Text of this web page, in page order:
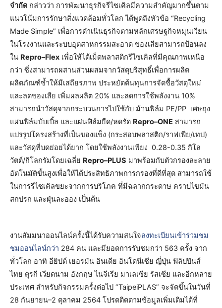
จำกัด กล่าวว่า การพัฒนาธุรกิจรีไซเคิลมีความสำคัญมากขึ้นตาม
แนวโน้มการรักษาสิ่งแวดล้อมทั่วโลก ได้พูดถึงหัวข้อ “Recycling
Made Simple” เพื่อการดำเนินธุรกิจตามหลักเศรษฐกิจหมุนเวียน
ในโรงงานและระบบอุตสาหกรรมสะอาด ของเสียสามารถป้อนลง
ใน Repro–Flex เพื่อให้ได้เม็ดพลาสติกรีไซเคิลที่มีคุณภาพเหนือ
กว่า ซึ่งสามารถผสานส่วนผสมจากวัสดุบริสุทธิ์เพื่อการผลิต
ผลิตภัณฑ์ซ้ำให้มีเสถียรภาพ ประหยัดต้นทุนการจัดซื้อวัสดุใหม่
และลดของเสีย เพิ่มผลผลิต 20% และลดการใช้พลังงาน 10%
สามารถนำวัสดุจากกระบวนการไปใช้กับ ม้วนฟิล์ม PE/PP เศษถุง
แผ่นฟิล์มบับเบิ้ล และแผ่นฟิล์มยืด/หดรัด Repro–ONE สามารถ
แปรรูปโครงสร้างที่เป็นของแข็ง (กระสอบพลาสติก/ราฟเฟีย/เทป)
และวัสดุที่บดย่อยได้ยาก โดยใช้พลังงานเพียง 0.28-0.35 กิโล
วัตต์/กิโลกรัมโดยเฉลี่ย Repro–PLUS มาพร้อมกับตัวกรองละลาย
อัตโนมัติขั้นสูงเพื่อให้ได้ประสิทธิภาพการกรองที่ดีที่สุด สามารถใช้
ในการรีไซเคิลขยะจากการบริโภค ที่มีฉลากกระดาษ คราบไขมัน
สกปรก และฝุ่นละออง เป็นต้น
งานสัมมนาออนไลน์ครั้งนี้ได้รับความสนใจลงทะเบียนเข้าร่วมชม
ชมออนไลน์กว่า 284 คน และมียอดการรับชมกว่า 563 ครั้ง จาก
ทั่วโลก อาทิ อียิปต์ เยอรมัน อินเดีย อินโดนีเซีย ญี่ปุ่น ฟิลิปปินส์
ไทย ตุรกี เวียดนาม อังกฤษ ไนจีเรีย มาเลเซีย รัสเซีย และอีกหลาย
ประเทศ สำหรับกิจกรรมครั้งต่อไป “TaipeiPLAS” จะจัดขึ้นในวันที่
28 กันยายน–2 ตุลาคม 2564 โปรดติดตามข้อมูลเพิ่มเติมได้ที่